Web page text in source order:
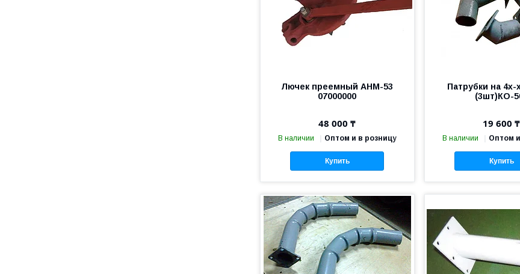
Лючек преемный АНМ-53
07000000
48 000 ₸
В наличии Оптом и в розницу
Купить
Патрубки на 4х-
(3шт)КО-
19 600 ₸
В наличии Оптом
Купить